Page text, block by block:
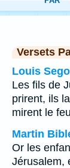
Chapitre 1> Verset 8
Versets
Louis
Les fils de
prirent, ils
mirent le
Martin
Or les
Jérusalem,